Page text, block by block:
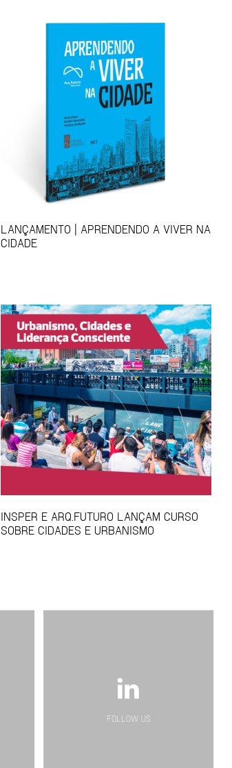
LANÇAMENTO | APRENDENDO A VIVER NA
CIDADE
INSPER E ARQ.FUTURO LANÇAM CURSO
SOBRE CIDADES E URBANISMO
FOLLOW US